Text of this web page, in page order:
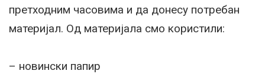
претходним часовима и да донесу потребан
материјал. Од материјала смо користили:
– новински папир